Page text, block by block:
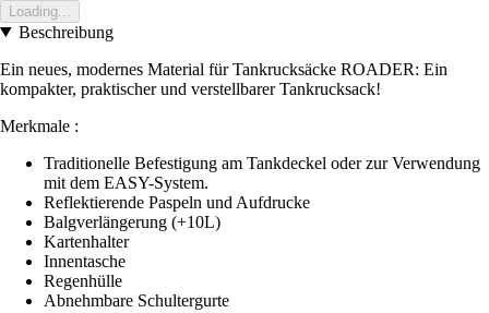
Loading...
Beschreibung
Ein neues, modernes Material für Tankrucksäcke ROADER: Ein
kompakter, praktischer und verstellbarer Tankrucksack!
Merkmale :
Traditionelle Befestigung am Tankdeckel oder zur Verwendung
mit dem EASY-System.
Reflektierende Paspeln und Aufdrucke
Balgverlängerung (+10L)
Kartenhalter
Innentasche
Regenhülle
Abnehmbare Schultergurte